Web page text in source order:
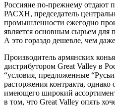
Россияне по-прежнему отдают
РАСХН, председатель
промышленности ежегодно
является основным сырьем для
А это гораздо дешевле, чем
Производитель армянских
дистрибутором Great Valley в
“условия, предложенные
расторжения контракта,
имеющего широкий
в том, что Great Valley опять